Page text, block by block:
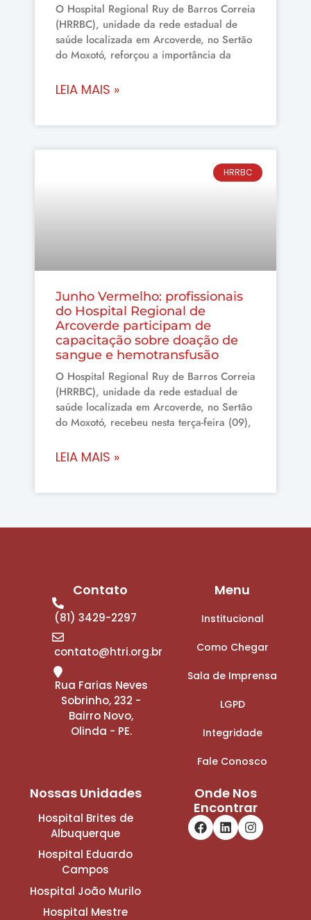
O Hospital Regional Ruy de Barros Correia
(HRRBC), unidade da rede estadual de
saúde localizada em Arcoverde, no Sertão
do Moxotó, reforçou a importância da
LEIA MAIS »
HRRBC
Junho Vermelho: profissionais
do Hospital Regional de
Arcoverde participam de
capacitação sobre doação de
sangue e hemotransfusão
O Hospital Regional Ruy de Barros Correia
(HRRBC), unidade da rede estadual de
saúde localizada em Arcoverde, no Sertão
do Moxotó, recebeu nesta terça-feira (09),
LEIA MAIS »
Contato
(81) 3429-2297
contato@htri.org.br
Rua Farias Neves
Sobrinho, 232 -
Bairro Novo,
Olinda - PE.
Menu
Institucional
Como Chegar
Sala de Imprensa
LGPD
Integridade
Fale Conosco
Nossas Unidades
Hospital Brites de
Albuquerque
Hospital Eduardo
Campos
Hospital João Murilo
Hospital Mestre
Onde Nos
Encontrar